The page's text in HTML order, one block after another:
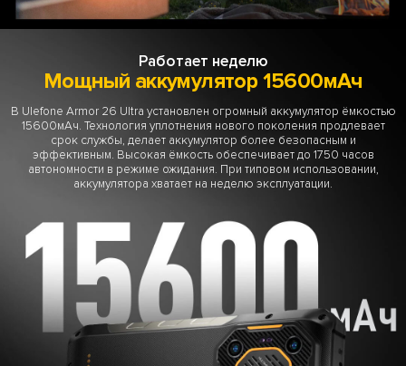
Мощный аккумулятор 15600мАч
Работает неделю
В Ulefone Armor 26 Ultra установлен огромный аккумулятор ёмкостью
15600мАч. Технология уплотнения нового поколения продлевает
срок службы, делает аккумулятор более безопасным и
эффективным. Высокая ёмкость обеспечивает до 1750 часов
автономности в режиме ожидания. При типовом использовании,
аккумулятора хватает на неделю эксплуатации.